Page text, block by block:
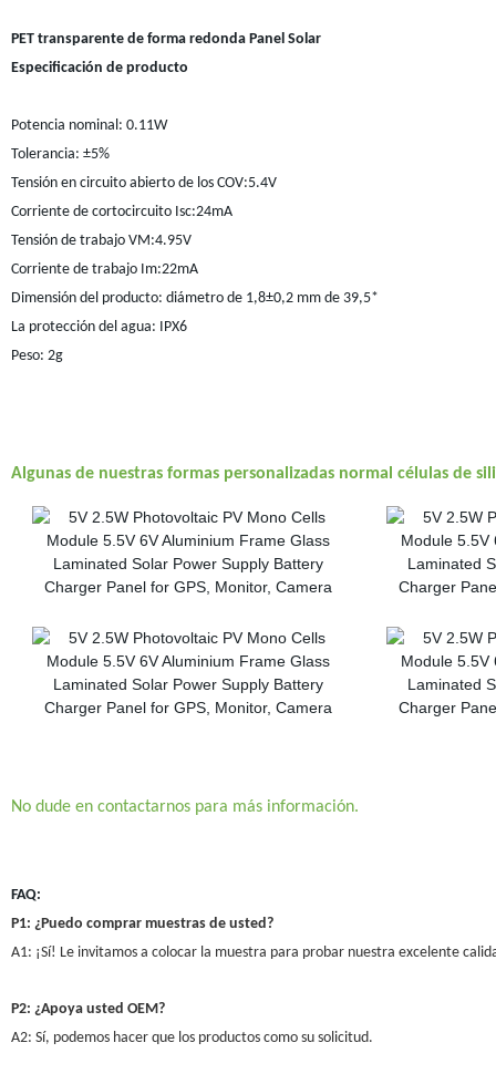
PET transparente de forma redonda Panel Solar
Especificación de producto
Potencia nominal: 0.11W
Tolerancia: ±5%
Tensión en circuito abierto de los COV:5.4V
Corriente de cortocircuito Isc:24mA
Tensión de trabajo VM:4.95V
Corriente de trabajo Im:22mA
Dimensión del producto: diámetro de 1,8±0,2 mm de 39,5*
La protección del agua: IPX6
Peso: 2g
Algunas de nuestras formas personalizadas normal células de
No dude en contactarnos para más información.
FAQ:
P1: ¿Puedo comprar muestras de usted?
A1: ¡Sí! Le invitamos a colocar la muestra para probar nuestra excelente
P2: ¿Apoya usted OEM?
A2: Sí, podemos hacer que los productos como su solicitud.